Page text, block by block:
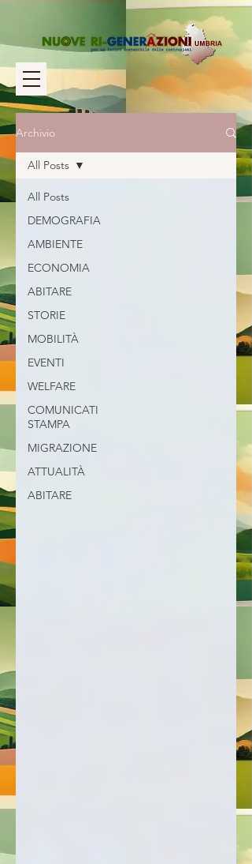
Archivio
All Posts
DEMOGRAFIA
AMBIENTE
ECONOMIA
ABITARE
STORIE
MOBILITÀ
EVENTI
WELFARE
COMUNICATI
STAMPA
MIGRAZIONE
ATTUALITÀ
ABITARE
All Posts